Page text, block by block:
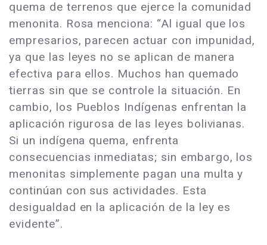
quema de terrenos que ejerce la comunidad
menonita. Rosa menciona: “Al igual que los
empresarios, parecen actuar con impunidad,
ya que las leyes no se aplican de manera
efectiva para ellos. Muchos han quemado
tierras sin que se controle la situación. En
cambio, los Pueblos Indígenas enfrentan la
aplicación rigurosa de las leyes bolivianas.
Si un indígena quema, enfrenta
consecuencias inmediatas; sin embargo, los
menonitas simplemente pagan una multa y
continúan con sus actividades. Esta
desigualdad en la aplicación de la ley es
evidente”.